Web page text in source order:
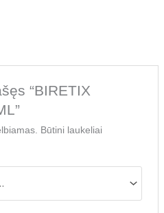
“BIRETIX
Būtini laukeliai